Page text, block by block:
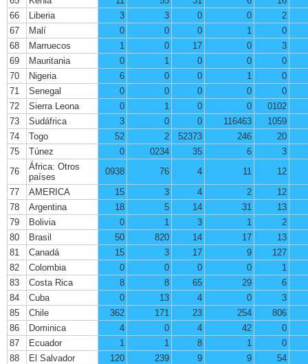
66
Liberia 3 3 0 0
2
67
Malí 0 0 0 1
0
68
Marruecos 1 0 17 0
3
69
Mauritania 0 1 0 0
0
70
Nigeria 6 0 0 1
0
71
Senegal 0 0 0 0
0
72
Sierra Leona 0 1 0 0
0102
73
Sudáfrica 3 0 0 116463
1059
74
Togo 52 2 52373 246
20
75
Túnez 0 0234 35 6
3
76
África: Otros
países
0938 76 4 11
12
77
AMERICA 15 3 4 2
12
78
Argentina 18 5 14 31
13
79
Bolivia 0 1 3 1
2
80
Brasil 50 820 14 17
13
81
Canadá 15 3 17 9
127
82
Colombia 0 0 0 0
1
83
Costa Rica 8 8 65 29
6
84
Cuba 0 13 4 0
3
85
Chile 362 171 23 254
806
86
Dominica 4 0 4 42
0
87
Ecuador 1 1 8 1
0
88
El Salvador 120 239 9 9
54